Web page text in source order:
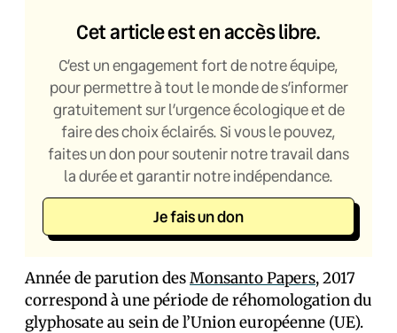
Cet article est en accès libre.
C’est un engagement fort de notre équipe,
pour permettre à tout le monde de s’informer
gratuitement sur l’urgence écologique et de
faire des choix éclairés. Si vous le pouvez,
faites un don pour soutenir notre travail dans
la durée et garantir notre indépendance.
Je fais un don
Année de parution desMonsanto Papers, 2017
correspond à une période de réhomologation du
glyphosate au sein de l’Union européenne (UE).